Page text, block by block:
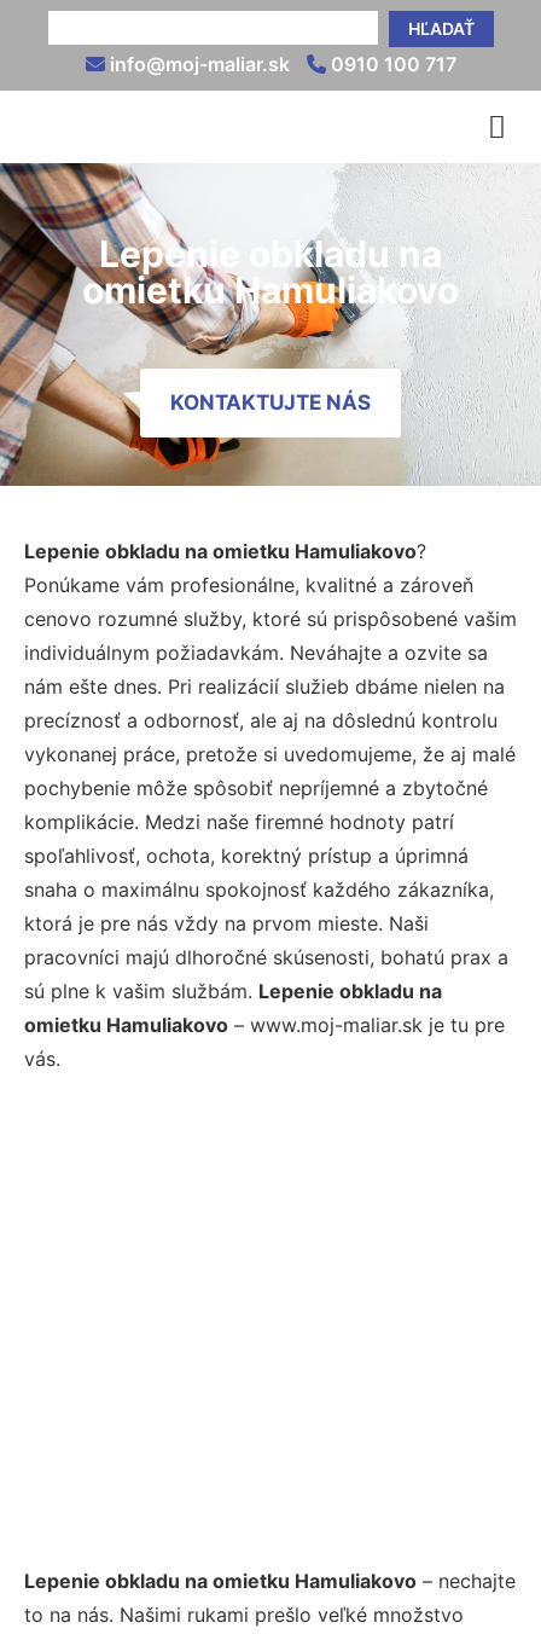
HĽADAŤ
info@moj-maliar.sk 0910 100 717
Lepenie obkladu na
omietku Hamuliakovo
KONTAKTUJTE NÁS
Lepenie obkladu na omietku Hamuliakovo?
Ponúkame vám profesionálne, kvalitné a zároveň
cenovo rozumné služby, ktoré sú prispôsobené vašim
individuálnym požiadavkám. Neváhajte a ozvite sa
nám ešte dnes. Pri realizácií služieb dbáme nielen na
precíznosť a odbornosť, ale aj na dôslednú kontrolu
vykonanej práce, pretože si uvedomujeme, že aj malé
pochybenie môže spôsobiť nepríjemné a zbytočné
komplikácie. Medzi naše firemné hodnoty patrí
spoľahlivosť, ochota, korektný prístup a úprimná
snaha o maximálnu spokojnosť každého zákazníka,
ktorá je pre nás vždy na prvom mieste. Naši
pracovníci majú dlhoročné skúsenosti, bohatú prax a
sú plne k vašim službám. Lepenie obkladu na
omietku Hamuliakovo – www.moj-maliar.sk je tu pre
vás.
Lepenie obkladu na omietku Hamuliakovo – nechajte
to na nás. Našimi rukami prešlo veľké množstvo